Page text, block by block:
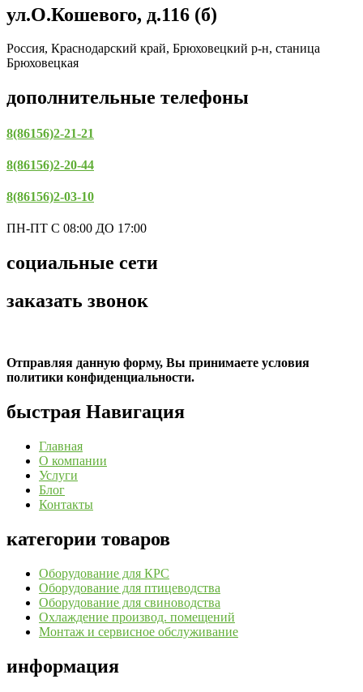
ул.О.Кошевого, д.116 (б)
Россия, Краснодарский край, Брюховецкий р-н, станица
Брюховецкая
дополнительные телефоны
8(86156)2-21-21
8(86156)2-20-44
8(86156)2-03-10
ПН-ПТ С 08:00 ДО 17:00
социальные сети
заказать звонок
Отправляя данную форму, Вы принимаете условия
политики конфиденциальности.
быстрая Навигация
Главная
О компании
Услуги
Блог
Контакты
категории товаров
Оборудование для КРС
Оборудование для птицеводства
Оборудование для свиноводства
Охлаждение производ. помещений
Монтаж и сервисное обслуживание
информация